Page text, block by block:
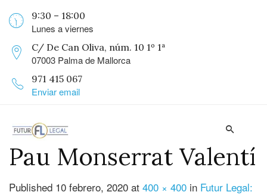
9:30 – 18:00
Lunes a viernes
C/ De Can Oliva, núm. 10 1º 1ª
07003 Palma de Mallorca
971 415 067
Enviar email
Pau Monserrat Valentí
Published 10 febrero, 2020 at 400 × 400 in Futur Legal: